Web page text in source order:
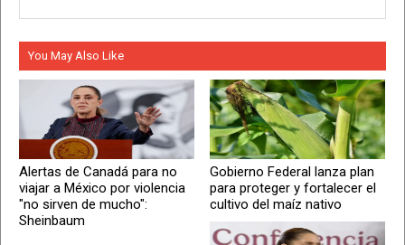
You May Also Like
Alertas de Canadá para no
viajar a México por violencia
"no sirven de mucho":
Sheinbaum
Gobierno Federal lanza plan
para proteger y fortalecer el
cultivo del maíz nativo